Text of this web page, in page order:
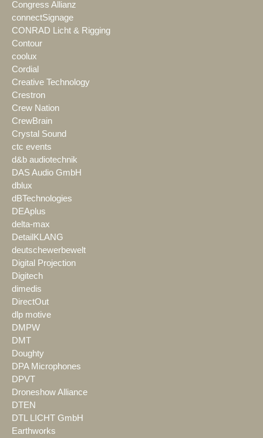
Congress Allianz
connectSignage
CONRAD Licht & Rigging
Contour
coolux
Cordial
Creative Technology
Crestron
Crew Nation
CrewBrain
Crystal Sound
ctc events
d&b audiotechnik
DAS Audio GmbH
dblux
dBTechnologies
DEAplus
delta-max
DetailKLANG
deutschewerbewelt
Digital Projection
Digitech
dimedis
DirectOut
dlp motive
DMPW
DMT
Doughty
DPA Microphones
DPVT
Droneshow Alliance
DTEN
DTL LICHT GmbH
Earthworks